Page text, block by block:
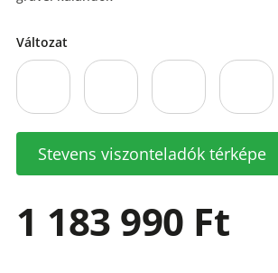
Változat
Stevens viszonteladók térképe
1 183 990 Ft